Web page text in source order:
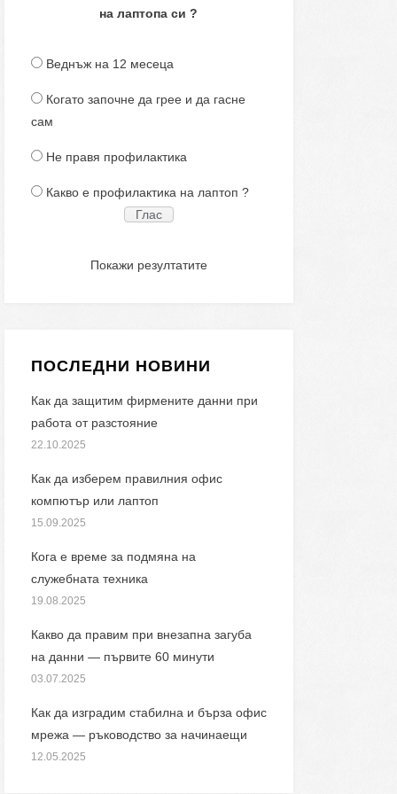
на лаптопа си ?
Веднъж на 12 месеца
Когато започне да грее и да гасне
сам
Не правя профилактика
Какво е профилактика на лаптоп ?
Покажи резултатите
ПОСЛЕДНИ НОВИНИ
Как да защитим фирмените данни при
работа от разстояние
22.10.2025
Как да изберем правилния офис
компютър или лаптоп
15.09.2025
Кога е време за подмяна на
служебната техника
19.08.2025
Какво да правим при внезапна загуба
на данни — първите 60 минути
03.07.2025
Как да изградим стабилна и бърза офис
мрежа — ръководство за начинаещи
12.05.2025